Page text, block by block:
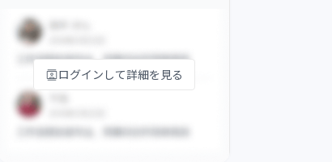
ログインして詳細を見る